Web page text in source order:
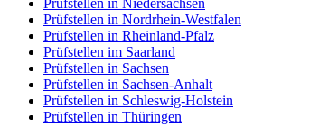
Prüfstellen in Niedersachsen
Prüfstellen in Nordrhein-Westfalen
Prüfstellen in Rheinland-Pfalz
Prüfstellen im Saarland
Prüfstellen in Sachsen
Prüfstellen in Sachsen-Anhalt
Prüfstellen in Schleswig-Holstein
Prüfstellen in Thüringen